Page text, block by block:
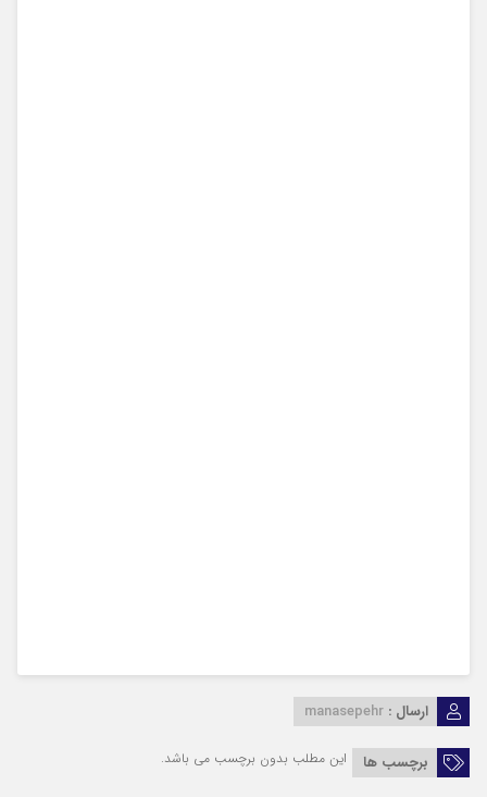
ارسال : manasepehr
برچسب ها این مطلب بدون برچسب می باشد.